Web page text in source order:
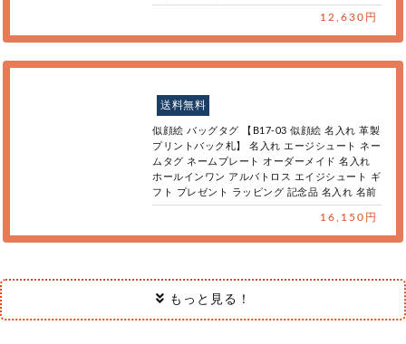
12,630円
送料無料
似顔絵 バッグタグ 【B17-03 似顔絵 名入れ 革製
プリントバック札】 名入れ エージシュート ネー
ムタグ ネームプレート オーダーメイド 名入れ
ホールインワン アルバトロス エイジシュート ギ
フト プレゼント ラッピング 記念品 名入れ 名前
16,150円
もっと見る！